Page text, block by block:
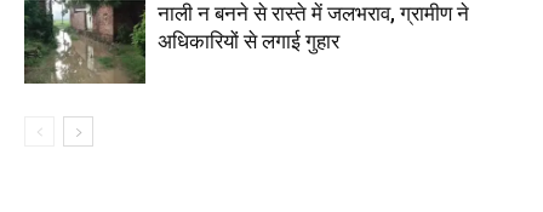
नाली न बनने से रास्ते में जलभराव, ग्रामीण ने
अधिकारियों से लगाई गुहार